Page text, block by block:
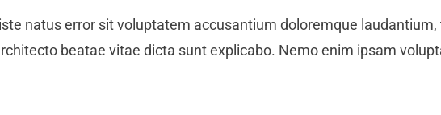
natus error sit voluptatem accusantium doloremque
beatae vitae dicta sunt explicabo. Nemo enim ipsam